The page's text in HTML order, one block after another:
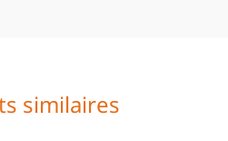
similaires